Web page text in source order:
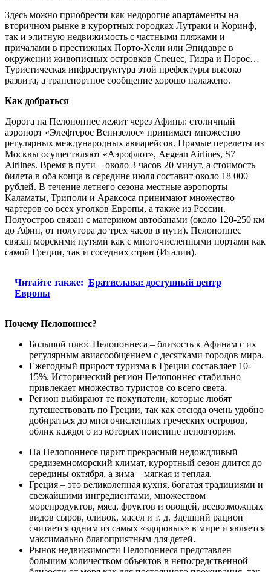
Здесь можно приобрести как недорогие апартаменты на
вторичном рынке в курортных городках Лутраки и Коринф,
так и элитную недвижимость с частными пляжами и
причалами в престижных Порто-Хели или Эпидавре в
окружении живописных островков Спецес, Гидра и Порос…
Туристическая инфраструктура этой префектуры высоко
развита, а транспортное сообщение хорошо налажено.
Как добраться
Дорога на Пелопоннес лежит через Афины: столичный
аэропорт «Элефтерос Венизелос» принимает множество
регулярных международных авиарейсов. Прямые перелеты из
Москвы осуществляют «Аэрофлот», Aegean Airlines, S7
Airlines. Время в пути – около 3 часов 20 минут, а стоимость
билета в оба конца в середине июля составит около 18 000
рублей. В течение летнего сезона местные аэропорты
Каламаты, Триполи и Араксоса принимают множество
чартеров со всех уголков Европы, а также из России.
Полуостров связан с материком автобанами (около 120-250 км
до Афин, от полутора до трех часов в пути). Пелопоннес
связан морскими путями как с многочисленными портами как
самой Греции, так и соседних стран (Италии).
Читайте также: Братислава: доступный центр
Европы
Почему Пелопоннес?
Большой плюс Пелопоннеса – близость к Афинам с их
регулярным авиасообщением с десятками городов мира.
Ежегодный прирост туризма в Греции составляет 10-
15%. Исторический регион Пелопоннес стабильно
привлекает множество туристов со всего света.
Регион выбирают те покупатели, которые любят
путешествовать по Греции, так как отсюда очень удобно
добираться до многочисленных греческих островов,
облик каждого из которых поистине неповторим.
На Пелопоннесе царит прекрасный недождливый
средиземноморский климат, курортный сезон длится до
середины октября, а зима – мягкая и теплая.
Греция – это великолепная кухня, богатая традициями и
свежайшими ингредиентами, множеством
морепродуктов, мяса, фруктов и овощей, всевозможных
видов сыров, оливок, масел и т. д. Здешний рацион
считается одним из самых «здоровых» в мире и является
максимально благоприятным для детей.
Рынок недвижимости Пелопоннеса представлен
большим количеством объектов в непосредственной